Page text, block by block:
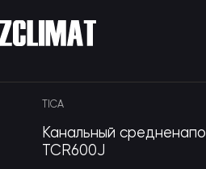
TICA
Канальный
TCR600J